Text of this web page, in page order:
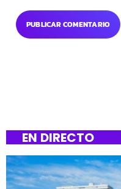
EN DIRECTO